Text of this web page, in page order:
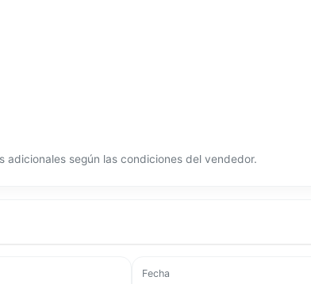
adicionales según las condiciones del vendedor.
Fecha